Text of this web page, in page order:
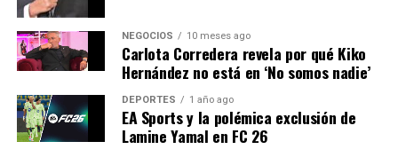
Con años de experiencia en primera línea, buscamos los
hechos, los verificamos con rigor y contamos las historias que
dan forma a nuestro mundo. Impulsados por la integridad y
una mirada atenta al detalle, abordamos la política, la cultura y
la tecnología con un análisis preciso y profundo. Cuando los
titulares cambian cada minuto, puedes contar con nosotros
NEGOCIOS 10 meses ago
Carlota Corredera revela por qué Kiko
Hernández no está en ‘No somos nadie’
DEPORTES 1 año ago
EA Sports y la polémica exclusión de
Lamine Yamal en FC 26